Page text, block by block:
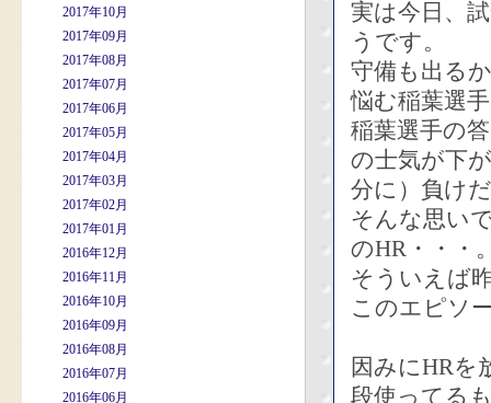
2017年10月
2017年09月
2017年08月
2017年07月
2017年06月
2017年05月
2017年04月
2017年03月
2017年02月
2017年01月
2016年12月
2016年11月
2016年10月
2016年09月
2016年08月
2016年07月
2016年06月
実は今日、
うです。
守備も出る
悩む稲葉選
稲葉選手の
の士気が下
分に）負け
そんな思い
のHR・・・
そういえば
このエピソ
因みにHRを
段使ってる